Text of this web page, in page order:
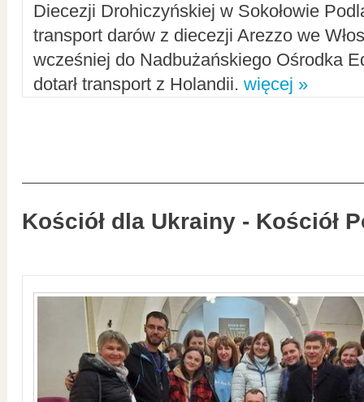
Diecezji Drohiczyńskiej w Sokołowie
transport darów z diecezji Arezzo we
wcześniej do Nadbużańskiego Ośrodka
dotarł transport z Holandii. więcej »
Kościół dla Ukrainy - Kościół